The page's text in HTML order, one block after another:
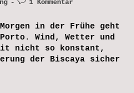
1 Kommentar
in der Frühe geht
Wind, Wetter und
nicht so konstant,
der Biscaya sicher